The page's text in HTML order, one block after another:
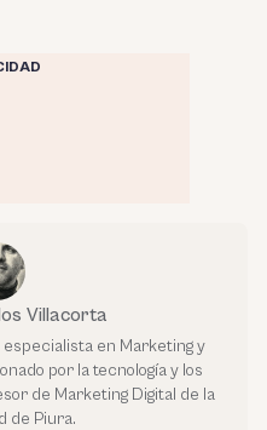
Villacorta
en Marketing y
por la tecnología y los
de Marketing Digital de la
de Piura.